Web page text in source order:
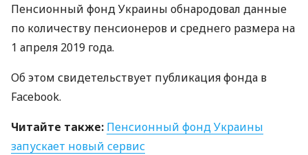
Пенсионный фонд Украины обнародовал данные
по количеству пенсионеров и среднего размера на
1 апреля 2019 года.
Об этом свидетельствует публикация фонда в
Facebook.
Читайте также: Пенсионный фонд Украины
запускает новый сервис